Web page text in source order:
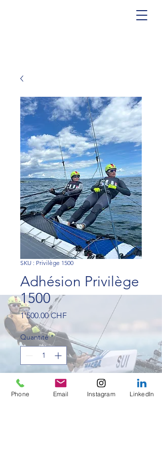
SKU : Privilège 1500
Adhésion Privilège
1500
1'500.00 CHFPrix
Quantité *
Ajouter au panier
Phone Email Instagram LinkedIn